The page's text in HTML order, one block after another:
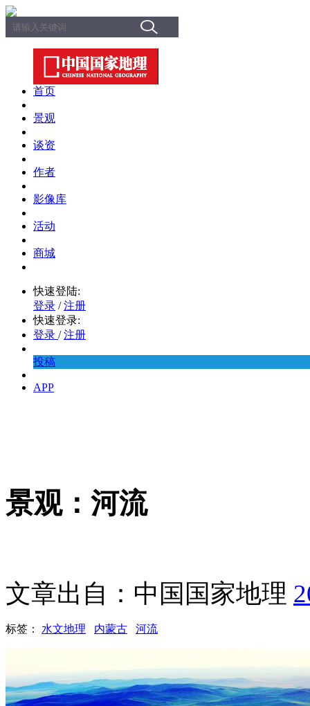
首页
景观
谈资
作者
影像库
活动
商城
快速登陆:
登录 / 注册
快速登录:
登录 / 注册
投稿
APP
景观：河流
文章出自：中国国家地理
标签： 水文地理 内蒙古 河流